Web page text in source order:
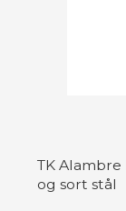
TK
og sort stål